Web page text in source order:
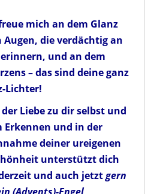
mich an dem Glanz
die verdächtig an
und an dem
– das sind deine ganz
Lichter!
Liebe zu dir selbst und
Erkennen und in der
deiner ureigenen
unterstützt dich
und auch jetztgern